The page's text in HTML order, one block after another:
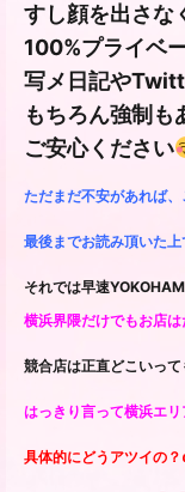
すし顔を出さな
100%プライベ
写メ日記や
もちろん強制も
ご安心ください
ただまだ不安があれば
最後までお読み頂いた
それでは早速
横浜界隈だけでもお店は
競合店は正直どこいって
はっきり言って横浜エリ
具体的にどうアツイの